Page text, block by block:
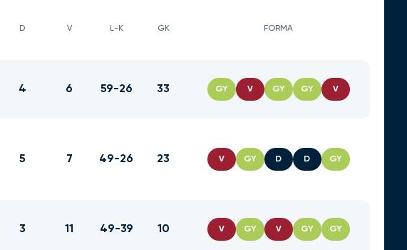
D V L-K GK FORMA
4 6 59-26 33 GY V GY GY V
5 7 49-26 23 V GY D D GY
3 11 49-39 10 V GY V GY GY